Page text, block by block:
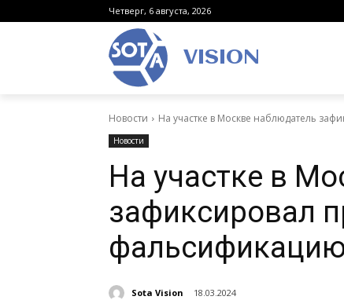
Четверг, 6 августа, 2026
VISION
Новости На участке в Москве наблюдатель
Новости
На участке в
зафиксировал
фальсификацию
Sota Vision 18.03.2024